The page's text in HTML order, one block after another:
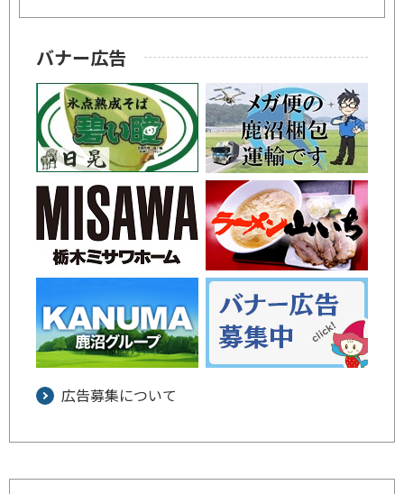
バナー広告
広告募集について